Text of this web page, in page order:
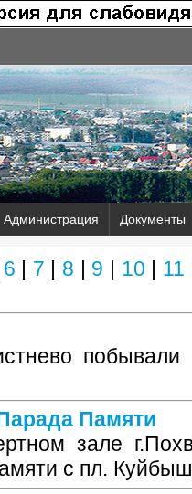
Администрация Документы
6 | 7 | 8 | 9 | 10 | 11
побывали
Памяти
зале
с пл.